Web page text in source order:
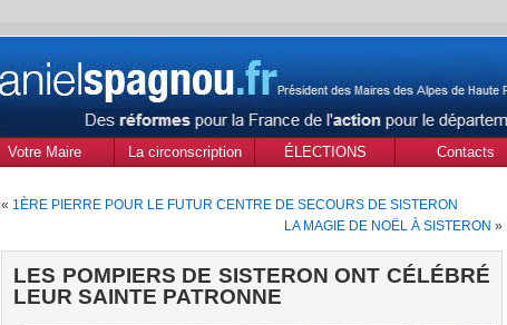
Votre Maire
La circonscription
Provence
ÉLECTIONS
2020
Contacts
« 1ÈRE PIERRE POUR LE FUTUR CENTRE DE SECOURS DE SISTERON
LA MAGIE DE NOËL À SISTERON »
LES POMPIERS DE SISTERON ONT CÉLÉBRÉ
LEUR SAINTE PATRONNE